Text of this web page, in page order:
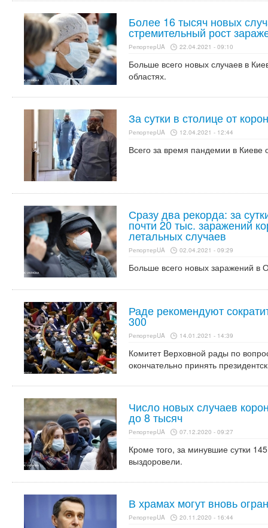
Более 16 тысяч новых
стремительный рост
РепортерUA 22.04.2021 - 09:10
Больше всего новых случаев в
областях.
За сутки в столице от
РепортерUA 12.04.2021 - 12:44
Всего за время пандемии в Киеве
Сразу два рекорда: за
почти 20 тыс. заражений
летальных случаев
РепортерUA 02.04.2021 - 09:29
Больше всего новых заражений в
Раде рекомендуют
300
РепортерUA 14.01.2021 - 14:39
Комитет Верховной рады по
окончательно принять
Число новых случаев
до 8 тысяч
РепортерUA 07.12.2020 - 09:27
Кроме того, за минувшие сутки
выздоровели.
В храмах могут вновь
РепортерUA 20.11.2020 - 16:44